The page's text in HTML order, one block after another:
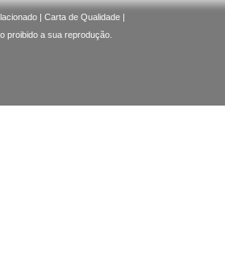
| Carta de Qualidade |
proibido a sua reprodução.